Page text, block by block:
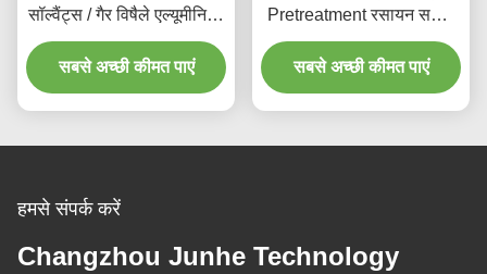
सॉल्वैंट्स / गैर विषैले एल्यूमीनियम
सफाई समाधान
सबसे अच्छी कीमत पाएं
Pretreatment रसायन सफाई
एजेंट
सबसे अच्छी कीमत पाएं
हमसे संपर्क करें
Changzhou Junhe Technology